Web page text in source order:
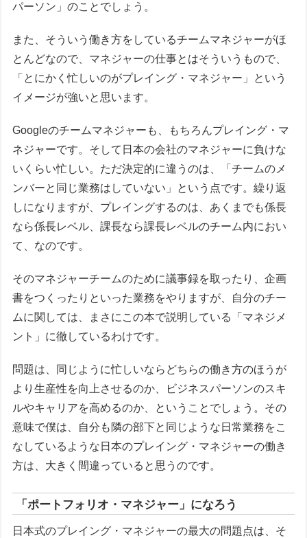
パーソン」のことでしょう。
また、そういう働き方をしているチームマネジャーがほ
とんどなので、マネジャーの仕事とはそういうもので、
「とにかく忙しいのがプレイング・マネジャー」という
イメージが強いと思います。
Googleのチームマネジャーも、もちろんプレイング・マ
ネジャーです。そして日本の会社のマネジャーに負けな
いくらい忙しい。ただ決定的に違うのは、「チームのメ
ンバーと同じ業務はしていない」という点です。繰り返
しになりますが、プレイングするのは、あくまでも係長
なら係長レベル、課長なら課長レベルのチーム内におい
て、なのです。
そのマネジャーチームのために議事録を取ったり、企画
書をつくったりといった業務をやりますが、自分のチー
ムに関しては、まさにこの本で説明している「マネジメ
ント」に徹しているわけです。
問題は、同じように忙しいならどちらの働き方のほうが
より生産性を向上させるのか、ビジネスパーソンのスキ
ルやキャリアを高めるのか、ということでしょう。その
意味で僕は、自分も隣の部下と同じような日常業務をこ
なしているような日本のプレイング・マネジャーの働き
方は、大きく間違っていると思うのです。
「ポートフォリオ・マネジャー」になろう
日本式のプレイング・マネジャーの最大の問題点は、そ